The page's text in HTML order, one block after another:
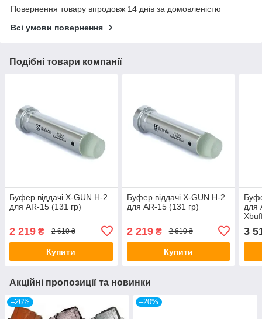
Повернення товару впродовж 14 днів за домовленістю
Всі умови повернення
Подібні товари компанії
Буфер віддачі X-GUN H-2
для AR-15 (131 гр)
2 219 ₴ 2 610 ₴
Купити
Буфер віддачі X-GUN H-2
для AR-15 (131 гр)
2 219₴ 2 610 ₴
Купити
для
3
Акційні пропозиції та новинки
–26% –20%